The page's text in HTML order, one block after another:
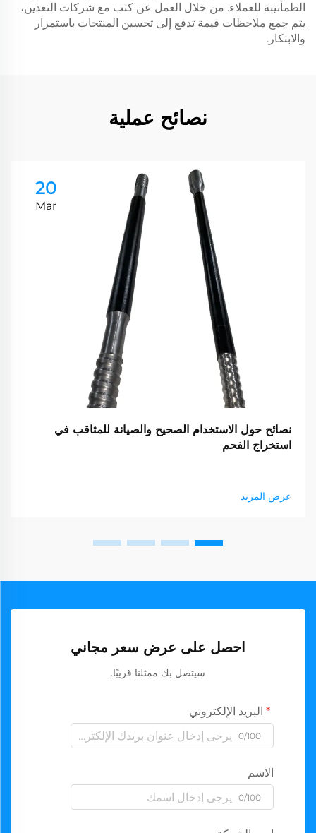
الطمأنينة للعملاء. من خلال العمل عن كثب مع شركات التعدين،
يتم جمع ملاحظات قيمة تدفع إلى تحسين المنتجات باستمرار
والابتكار.
نصائح عملية
20
Mar
نصائح حول الاستخدام الصحيح والصيانة للمثاقب في
استخراج الفحم
عرض المزيد
احصل على عرض سعر مجاني
سيتصل بك ممثلنا قريبًا.
البريد الإلكتروني
0/100
الاسم
0/100